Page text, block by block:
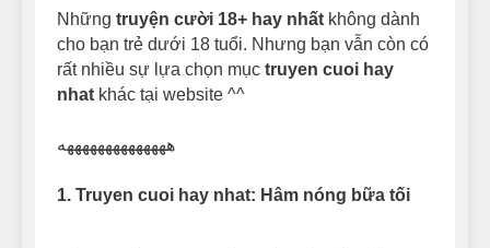
7 Năm Ago
Can Bulldogs Play Fetch?
And How to Train Them!
7 Năm Ago
How Often Do I Need to
Những truyện cười 18+ hay nhất không dành
cho bạn trẻ dưới 18 tuổi. Nhưng bạn vẫn còn có
rất nhiều sự lựa chọn mục truyen cuoi hay
nhat khác tại website ^^
ههههههههههههههه
1. Truyen cuoi hay nhat: Hâm nóng bữa tối